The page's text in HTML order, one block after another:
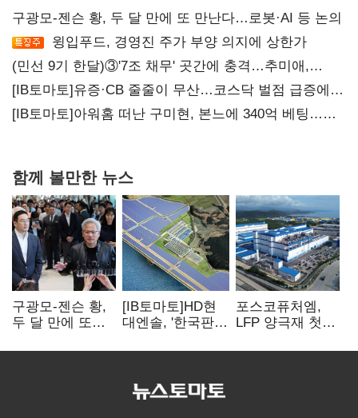
구광모-젠슨 황, 두 달 만에 또 만난다…로봇·AI 등 논의
윙입푸드, 경영진 주가 부양 의지에 상한가
(민선 9기 한달)③'7조 채무' 곳간에 충격…추미애,
20년만에 '비상재정' 선언 승부수
[IB토마토]유증·CB 줄줄이 무산…코스닥 벌점 급증에
상폐 압박
[IB토마토]아워홈 떠난 구미현, 본느에 340억 베팅…
함께 볼만한 뉴스
구광모-젠슨 황,
두 달 만에 또
등 논의
[IB토마토]HD현
대엔솔, '한국판
세액공제 선택이
포스코퓨처엠,
LFP 양극재 첫
ESS 시장 공략